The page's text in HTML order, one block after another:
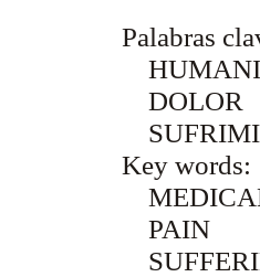
Palabras
DOLOR
Key words:
PAIN